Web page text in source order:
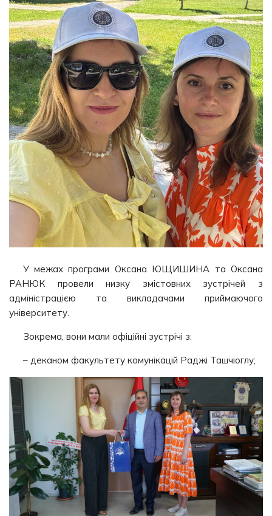
У межах програми Оксана ЮЩИШИНА та Оксана
РАНЮК провели низку змістовних зустрічей з
адміністрацією та викладачами приймаючого
університету.
Зокрема, вони мали офіційні зустрічі з:
– деканом факультету комунікацій Раджі Ташчіоглу;